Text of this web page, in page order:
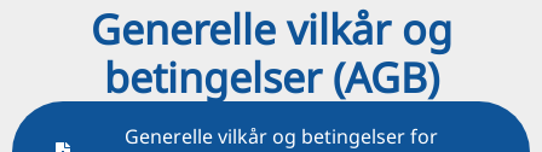
Generelle vilkår og
betingelser (AGB)
Generelle vilkår og betingelser for